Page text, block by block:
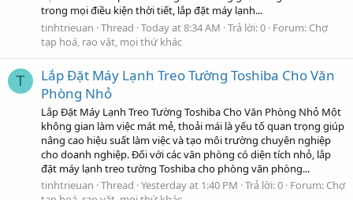
trong mọi điều kiện thời tiết, lắp đặt máy lạnh...
tinhtrieuan Thread Today at 8:34 AM Trả lời: 0 Forum: Chợ
tạp hoá, rao vặt, mọi thứ khác
T
Lắp Đặt Máy Lạnh Treo Tường Toshiba Cho Văn
Phòng Nhỏ
Lắp Đặt Máy Lạnh Treo Tường Toshiba Cho Văn Phòng Nhỏ Một
không gian làm việc mát mẻ, thoải mái là yếu tố quan trọng giúp
nâng cao hiệu suất làm việc và tạo môi trường chuyên nghiệp
cho doanh nghiệp. Đối với các văn phòng có diện tích nhỏ, lắp
đặt máy lạnh treo tường Toshiba cho phòng văn phòng...
tinhtrieuan Thread Yesterday at 1:40 PM Trả lời: 0 Forum: Chợ